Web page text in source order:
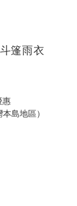
篷雨衣
惠
島地區）